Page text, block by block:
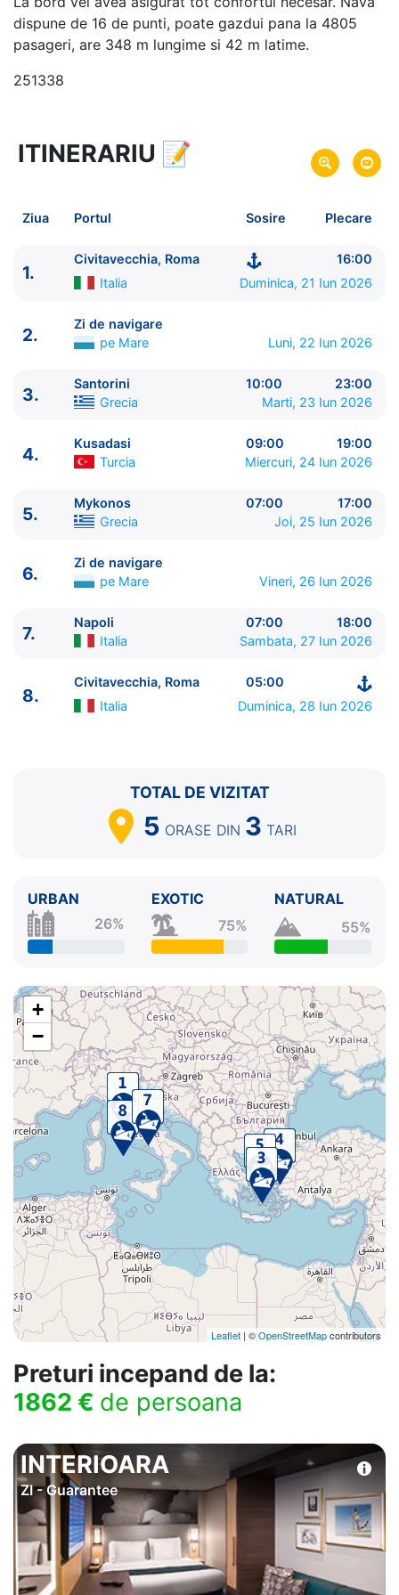
dispune de 16 de punti, poate gazdui pana la 4805
pasageri, are 348 m lungime si 42 m latime.
251338
8 zile vacanta de croaziera in
Marea Mediterana de Est si Turcia -
link oferta
Plecare pe 21 Iun 2026
din Civitavecchia, Roma,
Sosire pe 28 Iun 2026in Civitavecchia, Roma, Italia
Odyssey of the Seas★★★★★
Ziua | Portul | Sosire - Plecare
----------------------------------------
Zi de navigare
0:00 - 0:00
3.
Santorini Grecia
10:00 - 23:00
5.
Mykonos Grecia 07:00 - 17:00
6.
Zi de navigare
0:00 - 0:00
ITINERARIU 📝
Ziua Portul Sosire Plecare
1.
Civitavecchia, Roma
16:00
Italia
Duminica, 21 Iun 2026
2.
Zi de navigare
pe Mare
Luni, 22 Iun 2026
3.
Santorini 10:00
23:00
Grecia
Marti, 23 Iun 2026
4.
Kusadasi 09:00
19:00
Turcia
Miercuri, 24 Iun 2026
5.
Mykonos 07:00
17:00
Grecia
Joi, 25 Iun 2026
6.
Zi de navigare
pe Mare
Vineri, 26 Iun 2026
7.
Napoli 07:00
18:00
Italia
Sambata, 27 Iun 2026
8.
Civitavecchia, Roma
05:00
Italia
Duminica, 28 Iun 2026
TOTAL DE VIZITAT
5 ORASE DIN 3 TARI
URBAN
26%
EXOTIC
75%
NATURAL
55%
+
−
Leaflet | ©OpenStreetMapcontributors
Preturi incepand de la:
1862 € de persoana
INTERIOARA
ZI - Guarantee